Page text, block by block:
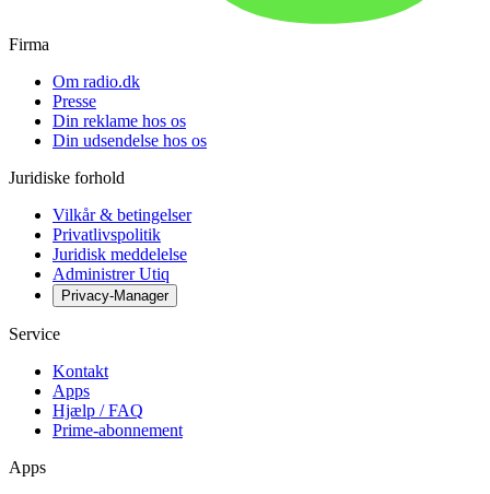
Firma
Om radio.dk
Presse
Din reklame hos os
Din udsendelse hos os
Juridiske forhold
Vilkår & betingelser
Privatlivspolitik
Juridisk meddelelse
Administrer Utiq
Privacy-Manager
Service
Kontakt
Apps
Hjælp / FAQ
Prime-abonnement
Apps